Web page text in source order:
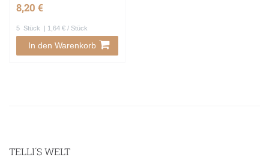
8,20 €
5 Stück | 1,64 € / Stück
In den Warenkorb
TELLI´S WELT